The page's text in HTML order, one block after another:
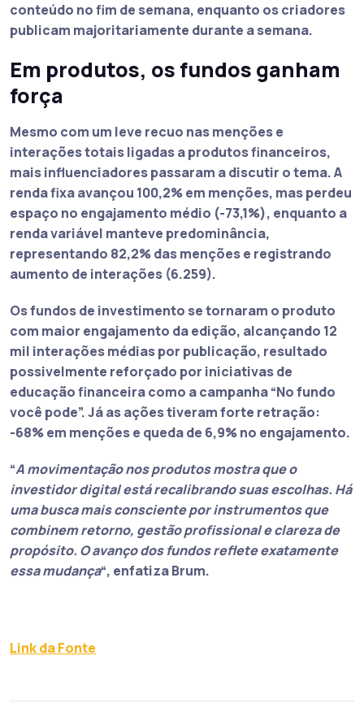
conteúdo no fim de semana, enquanto os criadores
publicam majoritariamente durante a semana.
Em produtos, os fundos ganham
força
Mesmo com um leve recuo nas menções e
interações totais ligadas a produtos financeiros,
mais influenciadores passaram a discutir o tema. A
renda fixa avançou 100,2% em menções, mas perdeu
espaço no engajamento médio (-73,1%), enquanto a
renda variável manteve predominância,
representando 82,2% das menções e registrando
aumento de interações (6.259).
Os fundos de investimento se tornaram o produto
com maior engajamento da edição, alcançando 12
mil interações médias por publicação, resultado
possivelmente reforçado por iniciativas de
educação financeira como a campanha “No fundo
você pode”. Já as ações tiveram forte retração:
-68% em menções e queda de 6,9% no engajamento.
“A movimentação nos produtos mostra que o
investidor digital está recalibrando suas escolhas. Há
uma busca mais consciente por instrumentos que
combinem retorno, gestão profissional e clareza de
propósito. O avanço dos fundos reflete exatamente
essa mudança“, enfatiza Brum.
Link da Fonte